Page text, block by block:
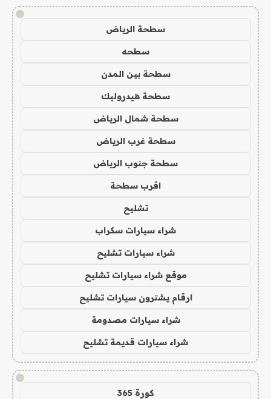
!
سطحة الرياض
سطحه
سطحة بين المدن
سطحة هيدروليك
سطحة شمال الرياض
سطحة غرب الرياض
سطحة جنوب الرياض
اقرب سطحة
تشليح
شراء سيارات سكراب
شراء سيارات تشليح
موقع شراء سيارات تشليح
ارقام يشترون سيارات تشليح
شراء سيارات مصدومة
شراء سيارات قديمة تشليح
!
كورة 365